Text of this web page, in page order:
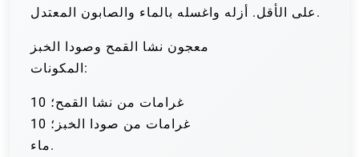
على الأقل. أزله واغسله بالماء والصابون المعتدل.
معجون نشا القمح وصودا الخبز
المكونات:
10 غرامات من نشا القمح؛
10 غرامات من صودا الخبز؛
ماء.